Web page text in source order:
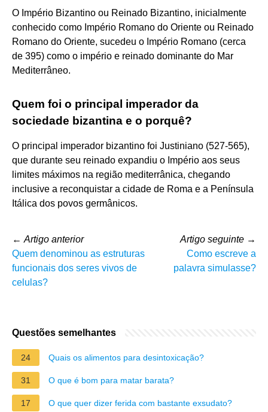
O Império Bizantino ou Reinado Bizantino, inicialmente
conhecido como Império Romano do Oriente ou Reinado
Romano do Oriente, sucedeu o Império Romano (cerca
de 395) como o império e reinado dominante do Mar
Mediterrâneo.
Quem foi o principal imperador da
sociedade bizantina e o porquê?
O principal imperador bizantino foi Justiniano (527-565),
que durante seu reinado expandiu o Império aos seus
limites máximos na região mediterrânica, chegando
inclusive a reconquistar a cidade de Roma e a Península
Itálica dos povos germânicos.
← Artigo anterior
Quem denominou as estruturas
funcionais dos seres vivos de
celulas?
Artigo seguinte →
Como escreve a
palavra simulasse?
Questões semelhantes
24 Quais os alimentos para desintoxicação?
31 O que é bom para matar barata?
17 O que quer dizer ferida com bastante exsudato?